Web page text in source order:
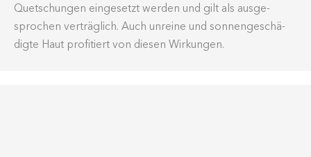
Quetschungen einge­setzt werden und gilt als ausge­
sprochen verträglich. Auch unreine und sonnen­ge­schä­
digte Haut profi­tiert von diesen Wirkungen.